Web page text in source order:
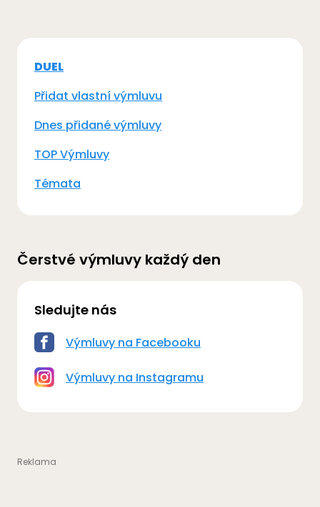
DUEL
Přidat vlastní výmluvu
Dnes přidané výmluvy
TOP Výmluvy
Témata
Čerstvé výmluvy každý den
Sledujte nás
Výmluvy na Facebooku
Výmluvy na Instagramu